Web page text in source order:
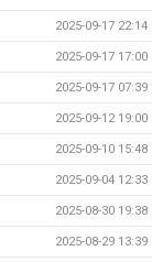
2025-09-17 22:14
2025-09-17 17:00
2025-09-17 07:39
2025-09-12 19:00
2025-09-10 15:48
2025-09-04 12:33
2025-08-30 19:38
2025-08-29 13:39